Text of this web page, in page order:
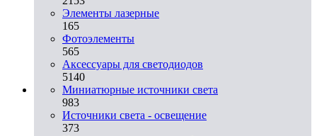
Элементы лазерные
165
Фотоэлементы
565
Аксессуары для светодиодов
5140
Миниатюрные источники света
983
Источники света - освещение
373